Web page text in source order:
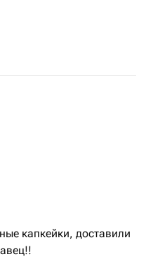
— отличный вариант для
при заказе! 🍰
капкейки, доставили